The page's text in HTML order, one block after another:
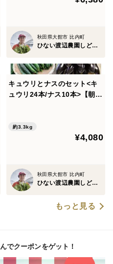
秋田県大館市 比内町
ひない渡辺農園しどけ村
キュウリとナスのセット<キ
ュウリ24本/ナス10本>【朝ど
約3.3kg
¥4,080
秋田県大館市 比内町
ひない渡辺農園しどけ村
もっと見る
でクーポンをゲット！